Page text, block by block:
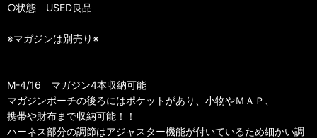
○状態 USED良品
※マガジンは別売り※
M-4/16 マガジン4本収納可能
マガジンポーチの後ろにはポケットがあり、小物やＭＡＰ、
携帯や財布まで収納可能！！
ハーネス部分の調節はアジャスター機能が付いているため細かい調